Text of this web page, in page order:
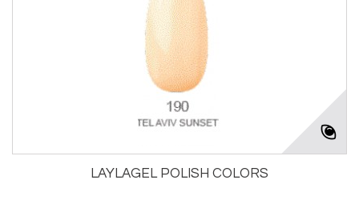
LAYLAGEL POLISH COLORS